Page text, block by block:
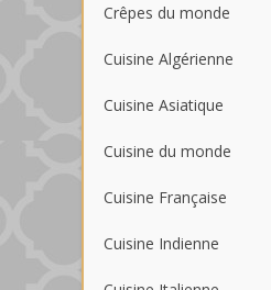
Crêpes du monde
Cuisine Algérienne
Cuisine Asiatique
Cuisine du monde
Cuisine Française
Cuisine Indienne